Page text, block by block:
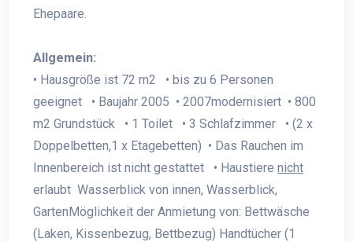
Ehepaare.
Allgemein:
• Hausgröße ist 72 m2 • bis zu 6 Personen
geeignet • Baujahr 2005 • 2007modernisiert • 800
m2 Grundstück • 1 Toilet • 3 Schlafzimmer • (2 x
Doppelbetten,1 x Etagebetten) • Das Rauchen im
Innenbereich ist nicht gestattet • Haustiere nicht
erlaubt Wasserblick von innen, Wasserblick,
GartenMöglichkeit der Anmietung von: Bettwäsche
(Laken, Kissenbezug, Bettbezug) Handtücher (1